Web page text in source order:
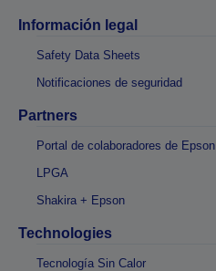
Información legal
Safety Data Sheets
Notificaciones de seguridad
Partners
Portal de colaboradores de Epson
LPGA
Shakira + Epson
Technologies
Tecnología Sin Calor